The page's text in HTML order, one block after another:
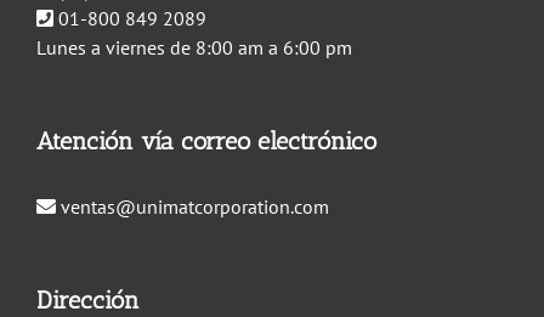
01-800 849 2089
Lunes a viernes de 8:00 am a 6:00 pm
Atención vía correo electrónico
ventas@unimatcorporation.com
Dirección